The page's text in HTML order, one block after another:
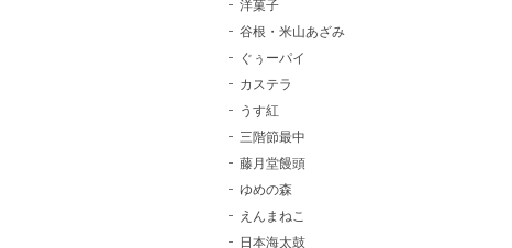
洋菓子
谷根・米山あざみ
ぐぅーパイ
カステラ
うす紅
三階節最中
藤月堂饅頭
ゆめの森
えんまねこ
日本海太鼓